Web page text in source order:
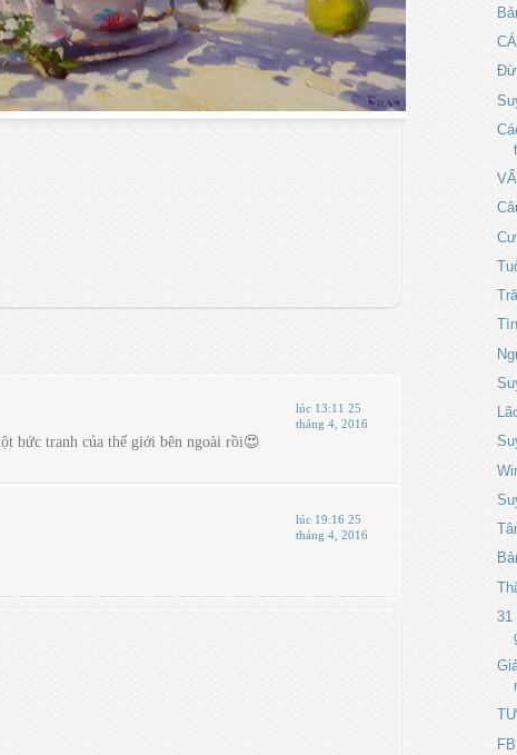
bức tranh của thế giới bên ngoài rồi😍
lúc 13:11 25
tháng 4, 2016
lúc 19:16 25
tháng 4, 2016
31